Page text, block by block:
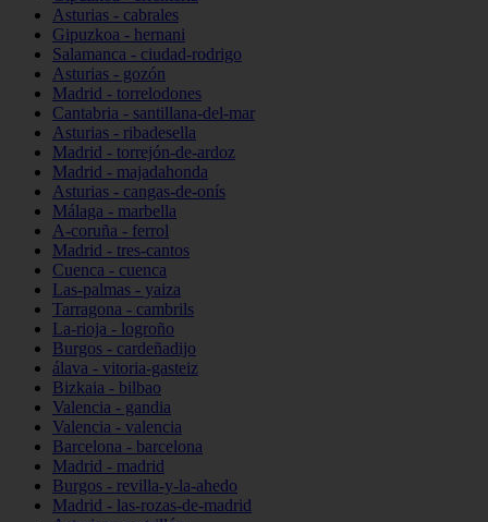
Asturias - cabrales
Gipuzkoa - hernani
Salamanca - ciudad-rodrigo
Asturias - gozón
Madrid - torrelodones
Cantabria - santillana-del-mar
Asturias - ribadesella
Madrid - torrejón-de-ardoz
Madrid - majadahonda
Asturias - cangas-de-onís
Málaga - marbella
A-coruña - ferrol
Madrid - tres-cantos
Cuenca - cuenca
Las-palmas - yaiza
Tarragona - cambrils
La-rioja - logroño
Burgos - cardeñadijo
álava - vitoria-gasteiz
Bizkaia - bilbao
Valencia - gandia
Valencia - valencia
Barcelona - barcelona
Madrid - madrid
Burgos - revilla-y-la-ahedo
Madrid - las-rozas-de-madrid